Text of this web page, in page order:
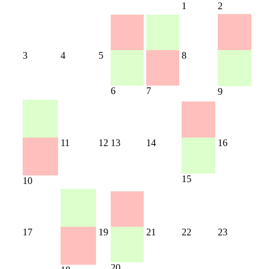
1
2
3 4 5
6 7
8
9
10
11 12 13 14
15
16
17 19 21 22 23